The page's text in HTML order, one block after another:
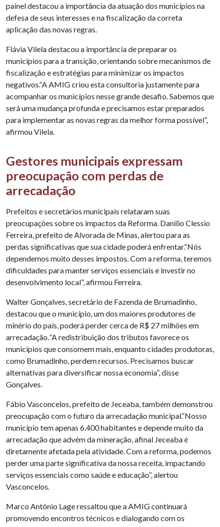
painel destacou a importância da atuação dos municípios na
defesa de seus interesses e na fiscalização da correta
aplicação das novas regras.
Flávia Vilela destacou a importância de preparar os
municípios para a transição, orientando sobre mecanismos de
fiscalização e estratégias para minimizar os impactos
negativos.“A AMIG criou esta consultoria justamente para
acompanhar os municípios nesse grande desafio. Sabemos que
será uma mudança profunda e precisamos estar preparados
para implementar as novas regras da melhor forma possível”,
afirmou Vilela.
Gestores municipais expressam
preocupação com perdas de
arrecadação
Prefeitos e secretários municipais relataram suas
preocupações sobre os impactos da Reforma. Danilio Clessio
Ferreira, prefeito de Alvorada de Minas, alertou para as
perdas significativas que sua cidade poderá enfrentar.“Nós
dependemos muito desses impostos. Com a reforma, teremos
dificuldades para manter serviços essenciais e investir no
desenvolvimento local”, afirmou Ferreira.
Walter Gonçalves, secretário de Fazenda de Brumadinho,
destacou que o município, um dos maiores produtores de
minério do país, poderá perder cerca de R$ 27 milhões em
arrecadação.“A redistribuição dos tributos favorece os
municípios que consomem mais, enquanto cidades produtoras,
como Brumadinho, perdem recursos. Precisamos buscar
alternativas para diversificar nossa economia”, disse
Gonçalves.
Fábio Vasconcelos, prefeito de Jeceaba, também demonstrou
preocupação com o futuro da arrecadação municipal.“Nosso
município tem apenas 6.400 habitantes e depende muito da
arrecadação que advém da mineração, afinal Jeceaba é
diretamente afetada pela atividade. Com a reforma, podemos
perder uma parte significativa da nossa receita, impactando
serviços essenciais como saúde e educação”, alertou
Vasconcelos.
Marco Antônio Lage ressaltou que a AMIG continuará
promovendo encontros técnicos e dialogando com os